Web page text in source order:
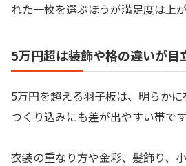
れた一枚を選ぶほうが満足度は上
5万円超は装飾や格の違いが目
5万円を超える羽子板は、明らか
つくり込みにも差が出やすい帯です
衣装の重なり方や金彩、髪飾り、